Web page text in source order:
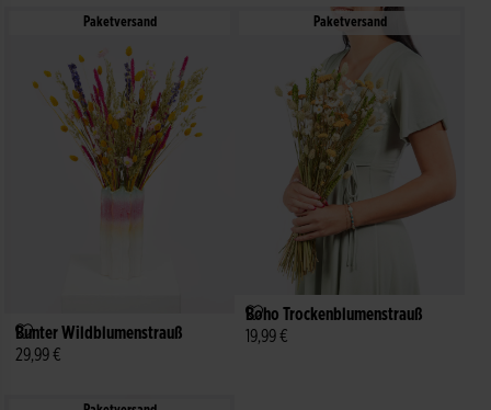
Paketversand
Bunter Wildblumenstrauß
29,99 €
Paketversand
Boho Trockenblumenstrauß
19,99 €